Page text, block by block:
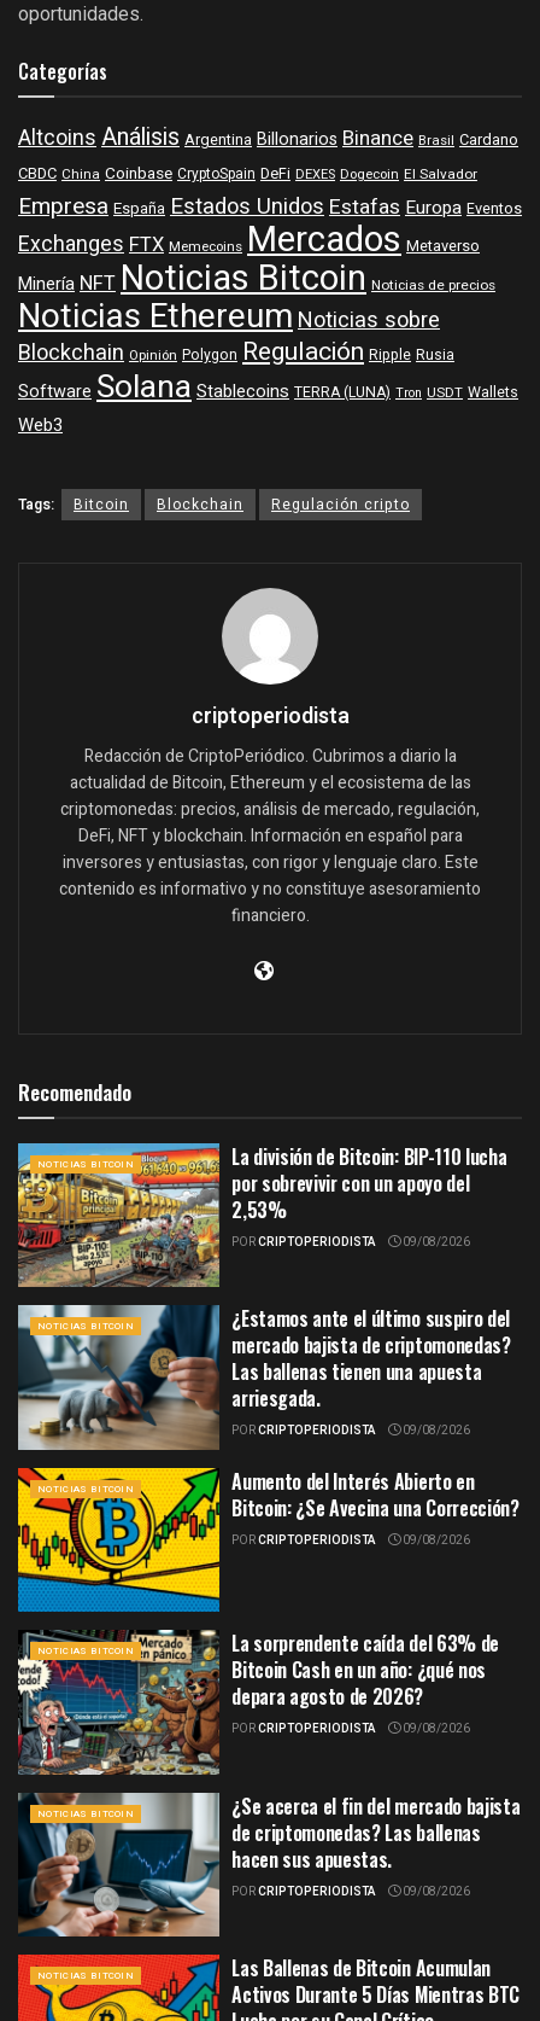
oportunidades.
Categorías
Altcoins Análisis Argentina Billonarios Binance Brasil Cardano
CBDC China Coinbase CryptoSpain DeFi DEXES Dogecoin El Salvador
Empresa España Estados Unidos Estafas Europa Eventos
Exchanges FTX Memecoins Mercados Metaverso
Minería NFTNoticias Bitcoin Noticias de precios
Noticias EthereumNoticias sobre
Blockchain Opinión Polygon Regulación Ripple Rusia
Software Solana Stablecoins TERRA (LUNA) Tron USDT Wallets
Web3
Tags: Bitcoin Blockchain Regulación cripto
criptoperiodista
Redacción de CriptoPeriódico. Cubrimos a diario la
actualidad de Bitcoin, Ethereum y el ecosistema de las
criptomonedas: precios, análisis de mercado, regulación,
DeFi, NFT y blockchain. Información en español para
inversores y entusiastas, con rigor y lenguaje claro. Este
contenido es informativo y no constituye asesoramiento
financiero.
Recomendado
NOTICIAS BITCOIN
La división de Bitcoin: BIP-110 lucha
por sobrevivir con un apoyo del
2,53%
PORCRIPTOPERIODISTA 09/08/2026
NOTICIAS BITCOIN
¿Estamos ante el último suspiro del
mercado bajista de criptomonedas?
Las ballenas tienen una apuesta
arriesgada.
PORCRIPTOPERIODISTA 09/08/2026
NOTICIAS BITCOIN
Aumento del Interés Abierto en
Bitcoin: ¿Se Avecina una Corrección?
PORCRIPTOPERIODISTA 09/08/2026
NOTICIAS BITCOIN
La sorprendente caída del 63% de
Bitcoin Cash en un año: ¿qué nos
depara agosto de 2026?
PORCRIPTOPERIODISTA 09/08/2026
NOTICIAS BITCOIN
¿Se acerca el fin del mercado bajista
de criptomonedas? Las ballenas
hacen sus apuestas.
PORCRIPTOPERIODISTA 09/08/2026
NOTICIAS BITCOIN
Las Ballenas de Bitcoin Acumulan
Activos Durante 5 Días Mientras BTC